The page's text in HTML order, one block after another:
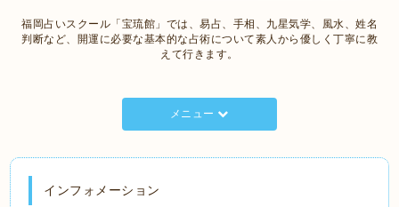
福岡占いスクール「宝琉館」では、易占、手相、九星気学、風水、姓名
判断など、開運に必要な基本的な占術について素人から優しく丁寧に教
えて行きます。
メニュー
インフォメーション